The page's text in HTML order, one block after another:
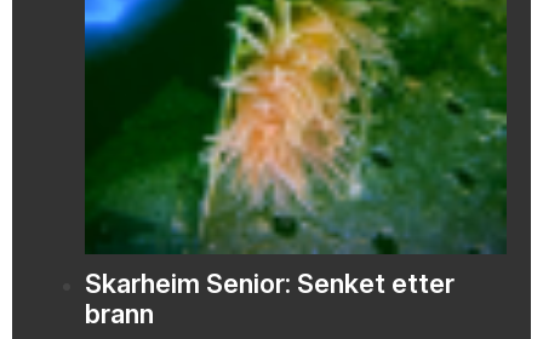
Skarheim Senior: Senket etter
brann